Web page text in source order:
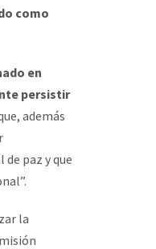
como
en
persistir
además
paz y que
la